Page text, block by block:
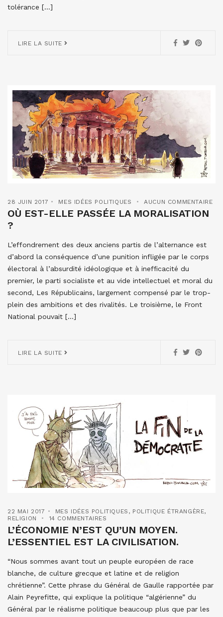
tolérance […]
LIRE LA SUITE
28 JUIN 2017 MES IDÉES POLITIQUES AUCUN COMMENTAIRE
OÙ EST-ELLE PASSÉE LA MORALISATION
?
L’effondrement des deux anciens partis de l’alternance est
d’abord la conséquence d’une punition infligée par le corps
électoral à l’absurdité idéologique et à inefficacité du
premier, le parti socialiste et au vide intellectuel et moral du
second, Les Républicains, largement compensé par le trop-
plein des ambitions et des rivalités. Le troisième, le Front
National pouvait […]
LIRE LA SUITE
22 MAI 2017 MES IDÉES POLITIQUES , POLITIQUE ÉTRANGÈRE,
RELIGION
14 COMMENTAIRES
L’ÉCONOMIE N’EST QU’UN MOYEN.
L’ESSENTIEL EST LA CIVILISATION.
“Nous sommes avant tout un peuple européen de race
blanche, de culture grecque et latine et de religion
chrétienne”. Cette phrase du Général de Gaulle rapportée par
Alain Peyrefitte, qui explique la politique “algérienne” du
Général par le réalisme politique beaucoup plus que par les